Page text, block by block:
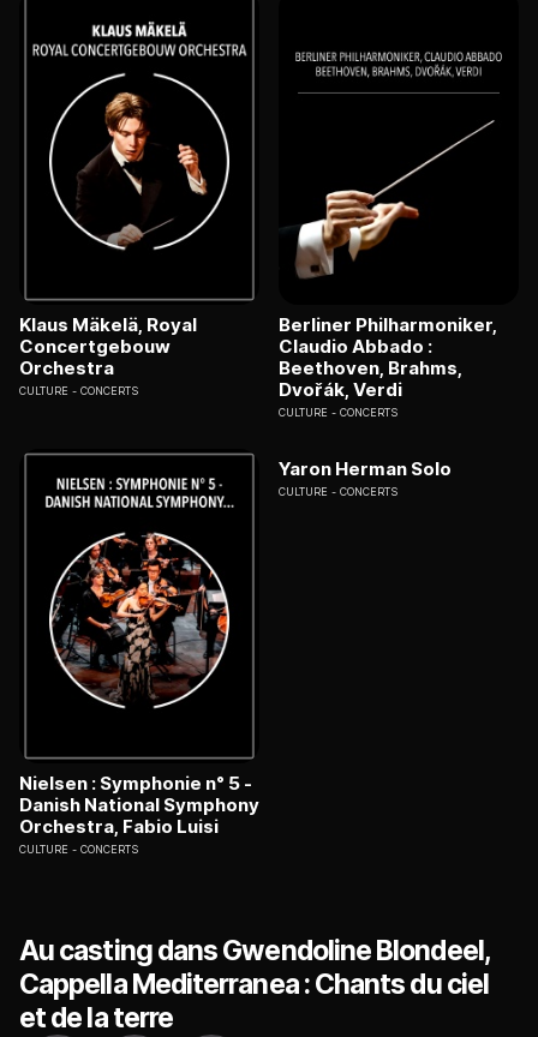
Klaus Mäkelä, Royal
Concertgebouw
Orchestra
CULTURE CONCERTS
Berliner Philharmoniker,
Claudio Abbado :
Beethoven, Brahms,
Dvořák, Verdi
CULTURE CONCERTS
Nielsen : Symphonie n° 5 -
Danish National Symphony
Orchestra, Fabio Luisi
CULTURE CONCERTS
Yaron Herman Solo
CULTURE CONCERTS
Au casting dans Gwendoline Blondeel,
Cappella Mediterranea : Chants du ciel
et de la terre